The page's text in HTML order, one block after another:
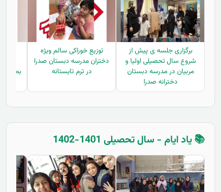
برگزاری جلسه ی پیش از
شروع سال تحصیلی اولیا و
مربیان در مدرسه دبستان
دخترانه صدرا
توزیع خوراکی سالم ویژه
دختران مدرسه دبستان صدرا
در ترم تابستانه
📚 یاد ایام - سال تحصیلی 1401-1402